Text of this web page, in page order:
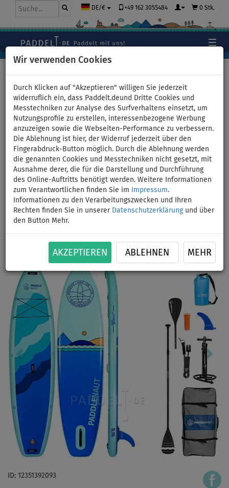
Wir verwenden Cookies
Durch Klicken auf "Akzeptieren" willigen Sie jederzeit
widerruflich ein, dass Paddelt.deund Dritte Cookies und
Messtechniken zur Analyse des Surfverhaltens einsetzt, um
Nutzungsprofile zu erstellen, interessenbezogene Werbung
anzuzeigen sowie die Webseiten-Performance zu verbessern.
Die Ablehnung ist hier, der Widerruf jederzeit über den
Fingerabdruck-Button möglich. Durch die Ablehnung werden
die genannten Cookies und Messtechniken nicht gesetzt, mit
Ausnahme derer, die für die Darstellung und Durchführung
des Online-Auftritts benötigt werden. Weitere Informationen
zum Verantwortlichen finden Sie im
Impressum.
Informationen zu den Verarbeitungszwecken und Ihren
Rechten finden Sie in unserer Datenschutzerklärungund über
den Button Mehr.
AKZEPTIEREN ABLEHNEN MEHR
DE/€ +49 162 3055484 0 Stk.
SUP PADDLENAUT WAVE 10'8''
MINICOMBO 2026 -
aufblasbares Stand Up Paddle
Board - Variante: Grund-Set
DOUBLE
LAYER
150 kg
KAJAK SITZ
OPTION
VERSAND
Previous Next
ID: 12351392093